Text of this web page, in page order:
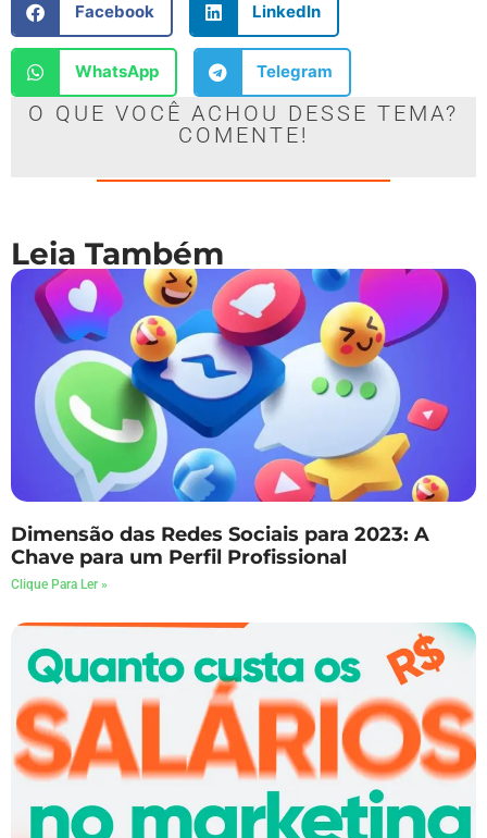
Facebook
LinkedIn
WhatsApp Telegram
O QUE VOCÊ ACHOU DESSE TEMA?
COMENTE!
Dimensão das Redes Sociais para 2023: A
Chave para um Perfil Profissional
Clique Para Ler »
Leia Também